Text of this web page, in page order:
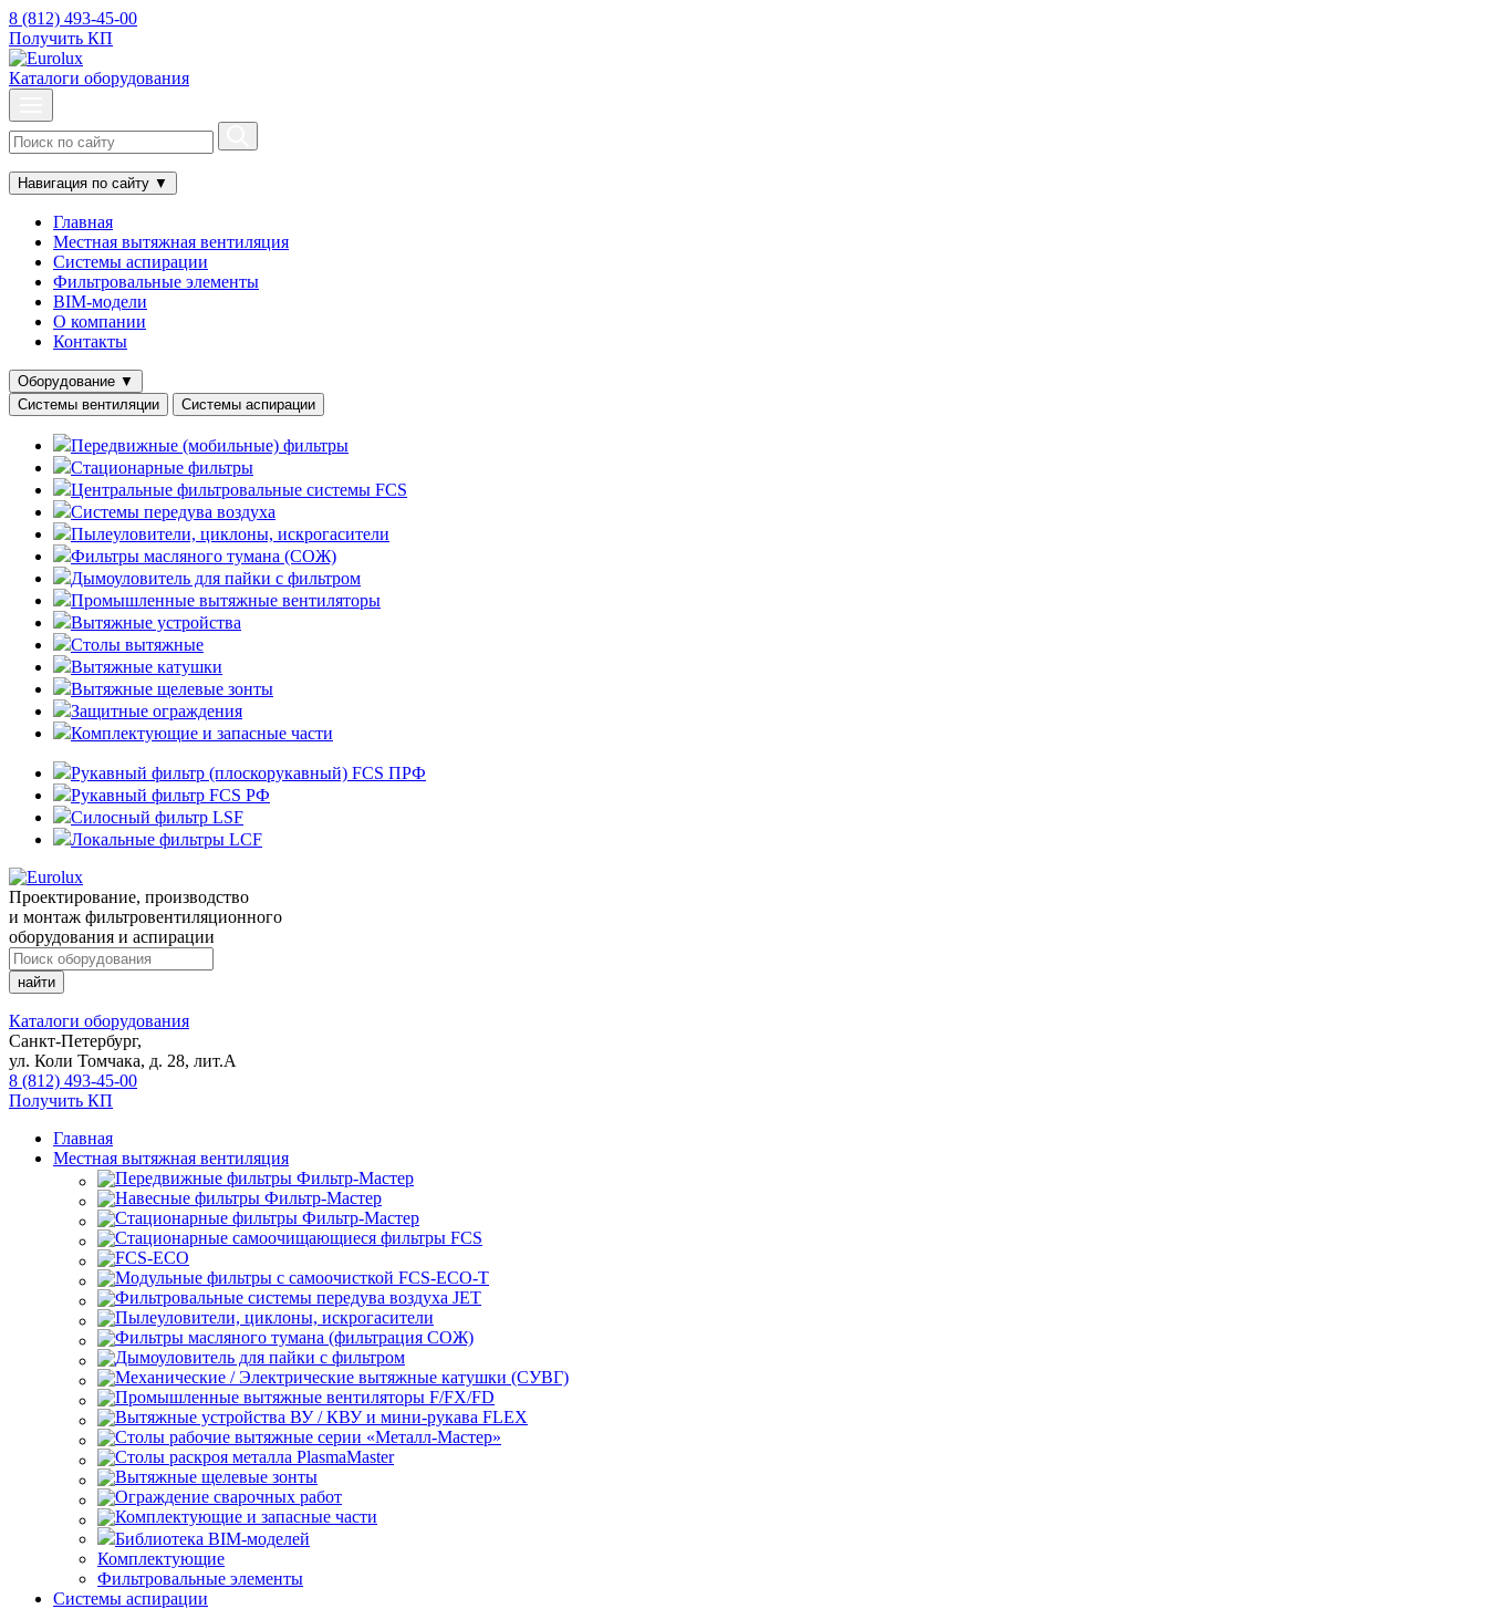
8 (812) 493-45-00
Получить КП
Каталоги оборудования
Навигация по сайту ▼
Главная
Местная вытяжная вентиляция
Системы аспирации
Фильтровальные элементы
BIM-модели
О компании
Контакты
Оборудование ▼
Системы вентиляции
Системы аспирации
Передвижные (мобильные) фильтры
Стационарные фильтры
Центральные фильтровальные системы FCS
Системы передува воздуха
Пылеуловители, циклоны, искрогасители
Фильтры масляного тумана (СОЖ)
Дымоуловитель для пайки с фильтром
Промышленные вытяжные вентиляторы
Вытяжные устройства
Столы вытяжные
Вытяжные катушки
Вытяжные щелевые зонты
Защитные ограждения
Комплектующие и запасные части
Рукавный фильтр (плоскорукавный) FCS ПРФ
Рукавный фильтр FCS РФ
Силосный фильтр LSF
Локальные фильтры LCF
Проектирование, производство
и монтаж фильтровентиляционного
оборудования и аспирации
Каталоги оборудования
Санкт-Петербург,
ул. Коли Томчака, д. 28, лит.А
8 (812) 493-45-00
Получить КП
Главная
Местная вытяжная вентиляция
Передвижные
Навесные
Стационарные
Стационарные самоочищающиеся
FCS
FCS-ECO
Модульные
с самоочисткой FCS-ECO-T
Фильтровальные системы передува воздуха JET
Пылеуловители, циклоны, искрогасители
Фильтры масляного тумана (фильтрация СОЖ)
Дымоуловитель для пайки с фильтром
Механические / Электрические вытяжные катушки (СУВГ)
Промышленные вытяжные вентиляторы F/FX/FD
Вытяжные устройства ВУ / КВУ и мини-рукава FLEX
Столы рабочие вытяжные серии «Металл-Мастер»
Столы раскроя металла PlasmaMaster
Вытяжные щелевые зонты
Ограждение сварочных работ
Комплектующие и запасные части
Библиотека BIM-моделей
Комплектующие
Фильтровальные элементы
Системы аспирации